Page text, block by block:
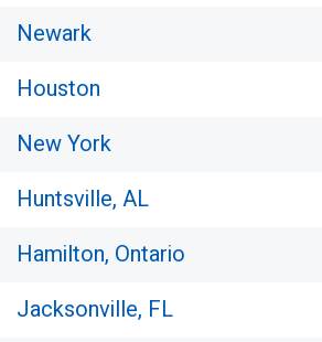
Newark
Houston
New York
Huntsville, AL
Hamilton, Ontario
Jacksonville, FL